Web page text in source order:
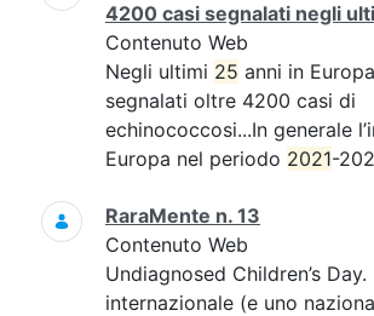
4200 casi segnalati negli
Contenuto Web
Negli ultimi 25 anni in
segnalati oltre 4200 casi di
echinococcosi...In generale
Europa nel periodo 2021-
RaraMente n. 13
Contenuto Web
Undiagnosed Children’s
internazionale (e uno